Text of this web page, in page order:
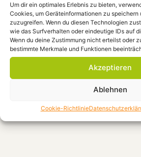
Um dir ein optimales Erlebnis zu bieten,
Cookies, um Geräteinformationen zu speichern
zuzugreifen. Wenn du diesen Technologien
wie das Surfverhalten oder eindeutige IDs auf
Wenn du deine Zustimmung nicht erteilst oder
bestimmte Merkmale und Funktionen
Akzeptieren
Ablehnen
Cookie-Richtlinie
GLS-Bank, BIC: GENODEM1GLS
Beiträge filtern